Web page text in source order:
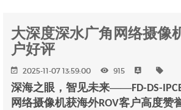
大深度深水广角网络摄像
户好评
2025-11-07 13:59:00 915
深海之眼，智见未来——FD-DS-
网络摄像机获海外ROV客户高度赞